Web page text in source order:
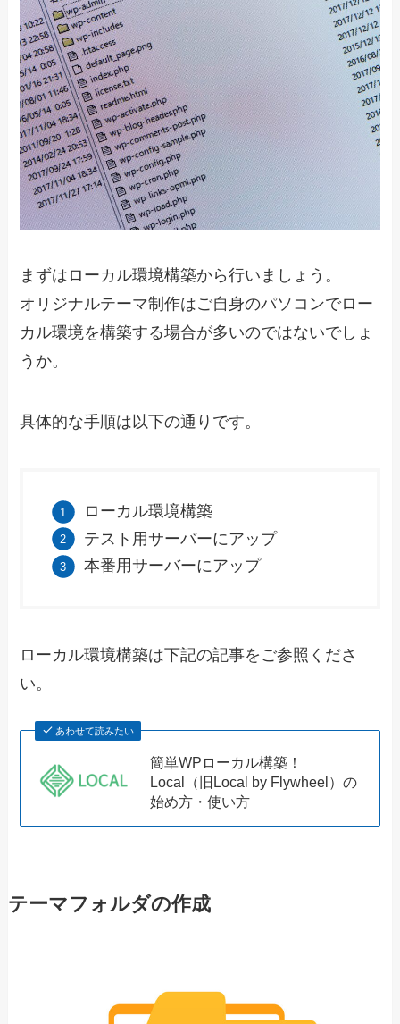
まずはローカル環境構築から行いましょう。
オリジナルテーマ制作はご自身のパソコンでロー
カル環境を構築する場合が多いのではないでしょ
うか。
具体的な手順は以下の通りです。
ローカル環境構築
テスト用サーバーにアップ
本番用サーバーにアップ
ローカル環境構築は下記の記事をご参照くださ
い。
あわせて読みたい
簡単WPローカル構築！
Local（旧Local by Flywheel）の
始め方・使い方
テーマフォルダの作成